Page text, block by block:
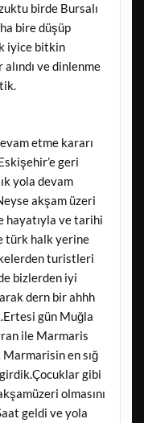
birde Bursalı
bire düşüp
iyice bitkin
ve dinlenme
etme kararı
geri
yola devam
akşam üzeri
hayatıyla ve tarihi
türk halk yerine
turistleri
bizlerden iyi
dern bir ahhh
gün Muğla
ile Marmaris
en sığ
gibi
olmasını
geldi ve yola